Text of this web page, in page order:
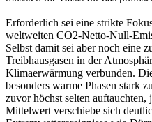
Erforderlich sei eine strikte
weltweiten CO2-Netto-Null-
Selbst damit sei aber noch eine
Treibhausgasen in der
Klimaerwärmung verbunden.
besonders warme Phasen stark
zuvor höchst selten auftauchten,
Mittelwert verschiebe sich